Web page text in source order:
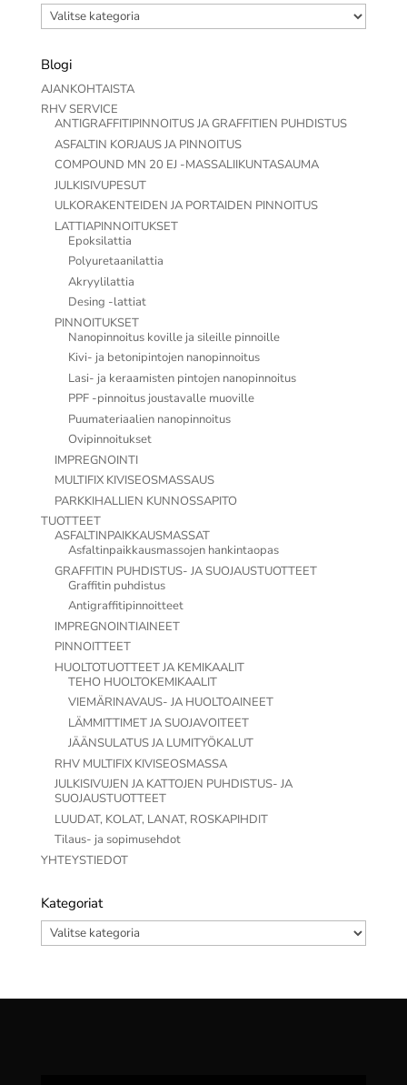
Kategoriat
Blogi
AJANKOHTAISTA
RHV SERVICE
ANTIGRAFFITIPINNOITUS JA GRAFFITIEN PUHDISTUS
ASFALTIN KORJAUS JA PINNOITUS
COMPOUND MN 20 EJ -MASSALIIKUNTASAUMA
JULKISIVUPESUT
ULKORAKENTEIDEN JA PORTAIDEN PINNOITUS
LATTIAPINNOITUKSET
Epoksilattia
Polyuretaanilattia
Akryylilattia
Desing -lattiat
PINNOITUKSET
Nanopinnoitus koville ja sileille pinnoille
Kivi- ja betonipintojen nanopinnoitus
Lasi- ja keraamisten pintojen nanopinnoitus
PPF -pinnoitus joustavalle muoville
Puumateriaalien nanopinnoitus
Ovipinnoitukset
IMPREGNOINTI
MULTIFIX KIVISEOSMASSAUS
PARKKIHALLIEN KUNNOSSAPITO
TUOTTEET
ASFALTINPAIKKAUSMASSAT
Asfaltinpaikkausmassojen hankintaopas
GRAFFITIN PUHDISTUS- JA SUOJAUSTUOTTEET
Graffitin puhdistus
Antigraffitipinnoitteet
IMPREGNOINTIAINEET
PINNOITTEET
HUOLTOTUOTTEET JA KEMIKAALIT
TEHO HUOLTOKEMIKAALIT
VIEMÄRINAVAUS- JA HUOLTOAINEET
LÄMMITTIMET JA SUOJAVOITEET
JÄÄNSULATUS JA LUMITYÖKALUT
RHV MULTIFIX KIVISEOSMASSA
JULKISIVUJEN JA KATTOJEN PUHDISTUS- JA
SUOJAUSTUOTTEET
LUUDAT, KOLAT, LANAT, ROSKAPIHDIT
Tilaus- ja sopimusehdot
YHTEYSTIEDOT
Kategoriat
Kategoriat